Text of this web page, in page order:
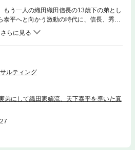
もう一人の織田織田信長の13歳下の弟とし
泰平へと向かう激動の時代に、信長、秀
で人を結び、幾度もの和平交渉に奔走し
立ち戦乱の終息に尽くしたにもかかわら
くれていた。本書は、人と人との対話を重
に支えた有楽斎の実像に迫る一冊であ
国史に新たな光を当てるとともに、現代
。著者プロフィール若山 朱美（わかや
グローバルビジネス経験を経て、2019年ジ
物の物語を通じ、学びと発見の旅行企画・
歴史研究会会員。
ルティング
にして織田家嫡流、天下泰平を導いた真